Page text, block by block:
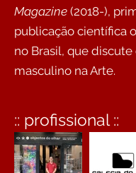
Magazine (2018-),
publicação científica
no Brasil, que discute
masculino na Arte.
:: profissional ::